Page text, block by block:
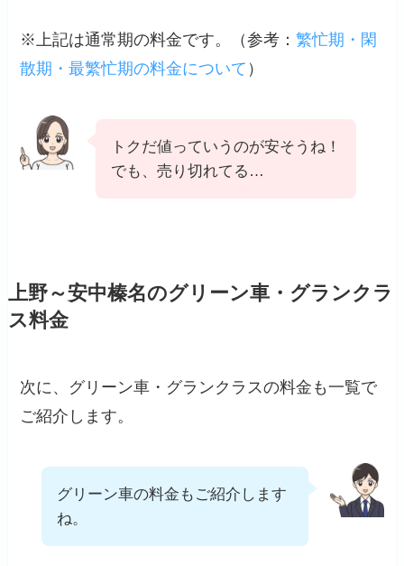
※上記は通常期の料金です。（参考 ：繁忙期・閑
散期・最繁忙期の料金について ）
トクだ値っていうのが安そうね！
でも、売り切れてる…
上野～安中榛名のグリーン車・グランクラ
ス料金
次に、グリーン車・グランクラスの料金も一覧で
ご紹介します。
グリーン車の料金もご紹介します
ね。